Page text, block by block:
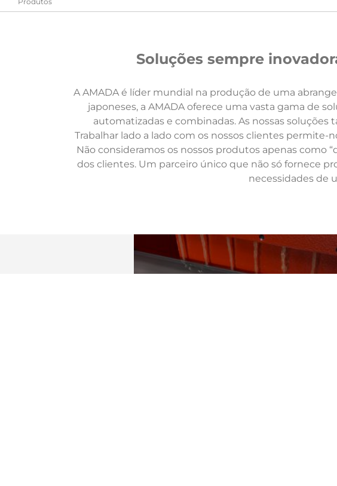
Soluções sempre
A AMADA é líder mundial na produção de uma
japoneses, a AMADA oferece uma vasta gama de
automatizadas e combinadas. As nossas
Trabalhar lado a lado com os nossos clientes permite-
Não consideramos os nossos produtos apenas como
dos clientes. Um parceiro único que não só fornece
necessidades de